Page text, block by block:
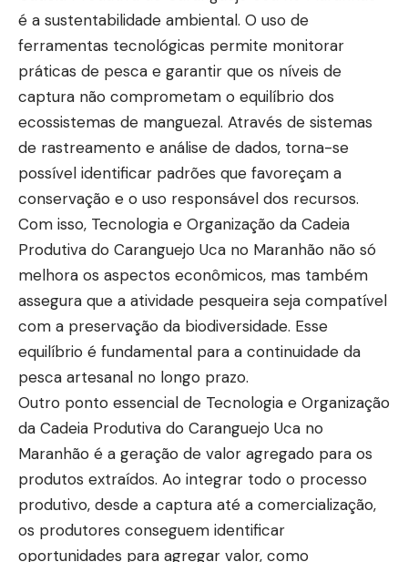
é a sustentabilidade ambiental. O uso de
ferramentas tecnológicas permite monitorar
práticas de pesca e garantir que os níveis de
captura não comprometam o equilíbrio dos
ecossistemas de manguezal. Através de sistemas
de rastreamento e análise de dados, torna-se
possível identificar padrões que favoreçam a
conservação e o uso responsável dos recursos.
Com isso, Tecnologia e Organização da Cadeia
Produtiva do Caranguejo Uca no Maranhão não só
melhora os aspectos econômicos, mas também
assegura que a atividade pesqueira seja compatível
com a preservação da biodiversidade. Esse
equilíbrio é fundamental para a continuidade da
pesca artesanal no longo prazo.
Outro ponto essencial de Tecnologia e Organização
da Cadeia Produtiva do Caranguejo Uca no
Maranhão é a geração de valor agregado para os
produtos extraídos. Ao integrar todo o processo
produtivo, desde a captura até a comercialização,
os produtores conseguem identificar
oportunidades para agregar valor, como